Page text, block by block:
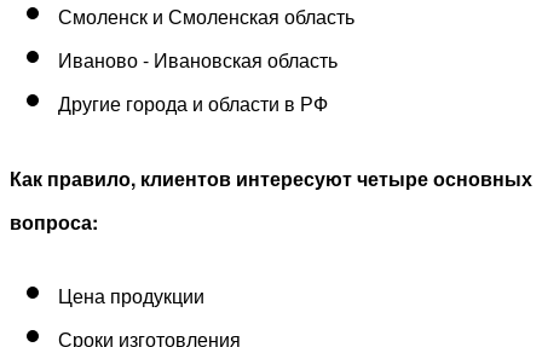
Смоленск и Смоленская область
Иваново - Ивановская область
Другие города и области в РФ
Как правило, клиентов интересуют четыре основных
вопроса:
Цена продукции
Сроки изготовления